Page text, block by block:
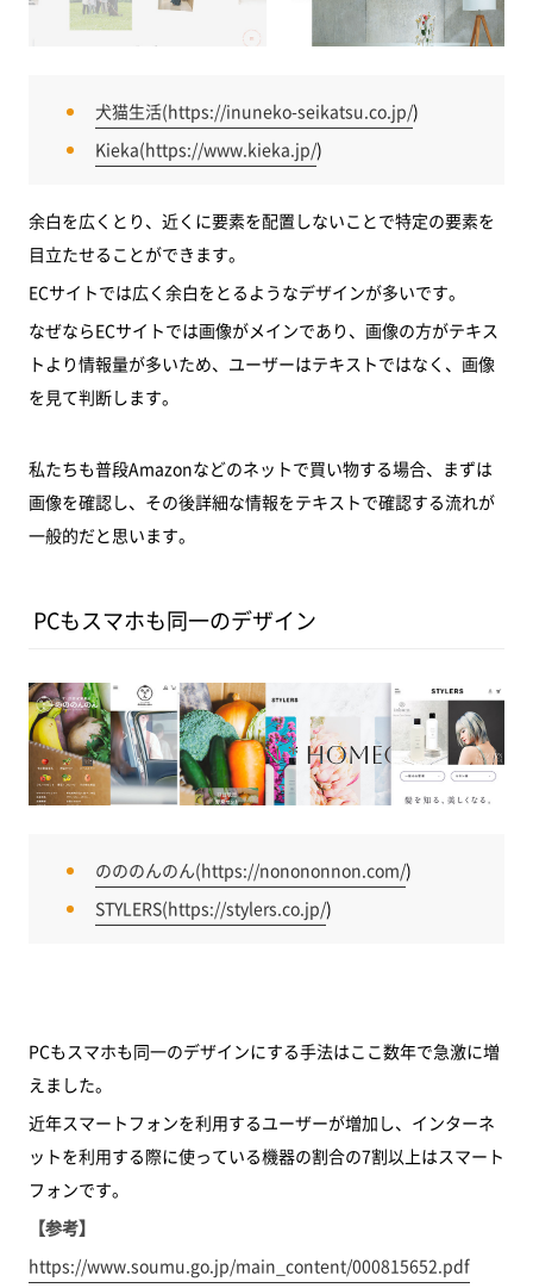
犬猫生活(https://inuneko-seikatsu.co.jp/)
Kieka(https://www.kieka.jp/)
余白を広くとり、近くに要素を配置しないことで特定の要素を
目立たせることができます。
ECサイトでは広く余白をとるようなデザインが多いです。
なぜならECサイトでは画像がメインであり、画像の方がテキス
トより情報量が多いため、ユーザーはテキストではなく、画像
を見て判断します。
私たちも普段Amazonなどのネットで買い物する場合、まずは
画像を確認し、その後詳細な情報をテキストで確認する流れが
一般的だと思います。
PCもスマホも同一のデザイン
のののんのん(https://nonononnon.com/)
STYLERS(https://stylers.co.jp/)
PCもスマホも同一のデザインにする手法はここ数年で急激に増
えました。
近年スマートフォンを利用するユーザーが増加し、インターネ
ットを利用する際に使っている機器の割合の7割以上はスマート
フォンです。
【参考】
https://www.soumu.go.jp/main_content/000815652.pdf